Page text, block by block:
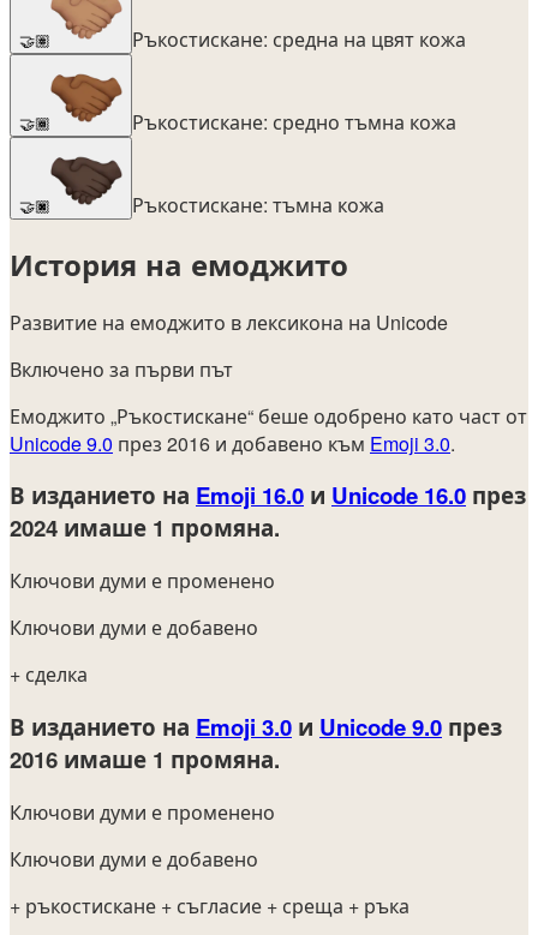
🤝🏽 Ръкостискане: средна на цвят кожа
🤝🏾 Ръкостискане: средно тъмна кожа
🤝🏿 Ръкостискане: тъмна кожа
История на емоджито
Развитие на емоджито в лексикона на Unicode
Включено за първи път
Емоджито „Ръкостискане“ беше одобрено като част от
Unicode 9.0 през 2016 и добавено към Emoji 3.0.
В изданието на Emoji 16.0 и Unicode 16.0 през
2024 имаше 1 промяна.
Ключови думи е променено
Ключови думи е добавено
+ сделка
В изданието на Emoji 3.0 и Unicode 9.0 през
2016 имаше 1 промяна.
Ключови думи е променено
Ключови думи е добавено
+ ръкостискане + съгласие + среща + ръка